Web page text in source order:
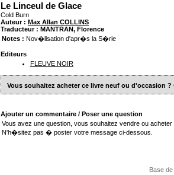
Le Linceul de Glace
Cold Burn
Auteur : Max Allan COLLINS
Traducteur : MANTRAN, Florence
Notes : Nov�lisation d'apr�s la S�rie
Editeurs
FLEUVE NOIR
Vous souhaitez acheter ce livre neuf ou d'occasion ?
Ajouter un commentaire / Poser une question
Vous avez une question, vous souhaitez vendre ou
N'h�sitez pas � poster votre message ci-dessous.
Base